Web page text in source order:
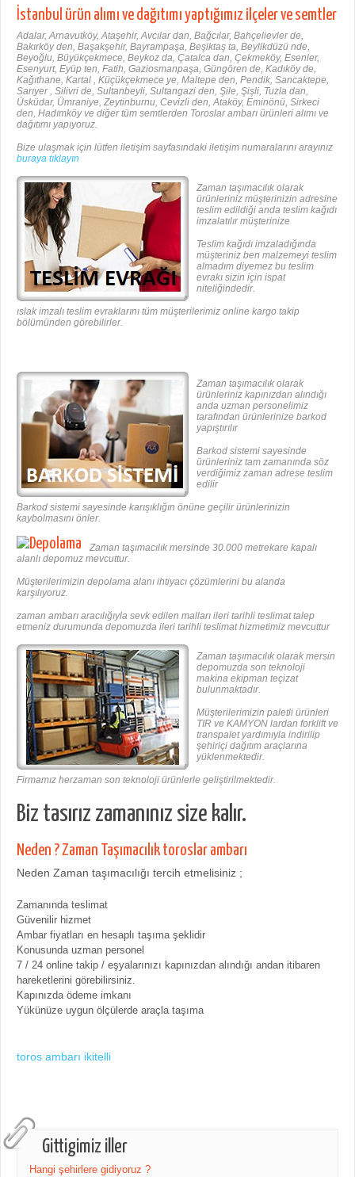
Gittigimiz iller
Hangi şehirlere gidiyoruz ?
İstanbul ürün alımı ve dağıtımı yaptığımız ilçeler ve semtler
Adalar, Arnavutköy, Ataşehir, Avcılar dan, Bağcılar, Bahçelievler de,
Bakırköy den, Başakşehir, Bayrampaşa, Beşiktaş ta, Beylikdüzü nde,
Beyoğlu, Büyükçekmece, Beykoz da, Çatalca dan, Çekmeköy, Esenler,
Esenyurt, Eyüp ten, Fatih, Gaziosmanpaşa, Güngören de, Kadıköy de,
Kağıthane, Kartal , Küçükçekmece ye, Maltepe den, Pendik, Sancaktepe,
Sarıyer , Silivri de, Sultanbeyli, Sultangazi den, Şile, Şişli, Tuzla dan,
Üsküdar, Ümraniye, Zeytinburnu, Cevizli den, Ataköy, Eminönü, Sirkeci
den, Hadımköy ve diğer tüm semtlerden Toroslar ambarı ürünleri alımı ve
dağıtımı yapıyoruz.
Bize ulaşmak için lütfen iletişim sayfasındaki iletişim numaralarını arayınız
buraya tıklayın
Zaman taşımacılık olarak
ürünleriniz müşterinizin adresine
teslim edildiği anda teslim kağıdı
imzalatılır müşterinize
Teslim kağıdı imzaladığında
müşteriniz ben malzemeyi teslim
almadım diyemez bu teslim
evrakı sizin için ispat
niteliğindedir.
ıslak imzalı teslim evraklarını tüm müşterilerimiz online kargo takip
bölümünden görebilirler.
Zaman taşımacılık olarak
ürünleriniz kapınızdan alındığı
anda uzman personelimiz
tarafından ürünlerinize barkod
yapıştırılır
Barkod sistemi sayesinde
ürünleriniz tam zamanında söz
verdiğimiz zaman adrese teslim
edilir
Barkod sistemi sayesinde karışıklığın önüne geçilir ürünlerinizin
kaybolmasını önler.
Zaman taşımacılık mersinde 30.000 metrekare kapalı
alanlı depomuz mevcuttur.
Müşterilerimizin depolama alanı ihtiyacı çözümlerini bu alanda
karşılıyoruz.
zaman ambarı aracılığıyla sevk edilen malları ileri tarihli teslimat talep
etmeniz durumunda depomuzda ileri tarihli teslimat hizmetimiz mevcuttur
Zaman taşımacılık olarak mersin
depomuzda son teknoloji
makina ekipman teçizat
bulunmaktadır.
Müşterilerimizin paletli ürünleri
TIR ve KAMYON lardan forklift ve
transpalet yardımıyla indirilip
şehiriçi dağıtım araçlarına
yüklenmektedir.
Firmamız herzaman son teknoloji ürünlerle geliştirilmektedir.
Biz tasırız zamanınız size kalır.
Neden ? Zaman Taşımacılık toroslar ambarı
Neden Zaman taşımacılığı tercih etmelisiniz ;
Zamanında teslimat
Güvenilir hizmet
Ambar fiyatları en hesaplı taşıma şeklidir
Konusunda uzman personel
7 / 24 online takip / eşyalarınızı kapınızdan alındığı andan itibaren
hareketlerini görebilirsiniz.
Kapınızda ödeme imkanı
Yükünüze uygun ölçülerde araçla taşıma
toros ambarı ikitelli